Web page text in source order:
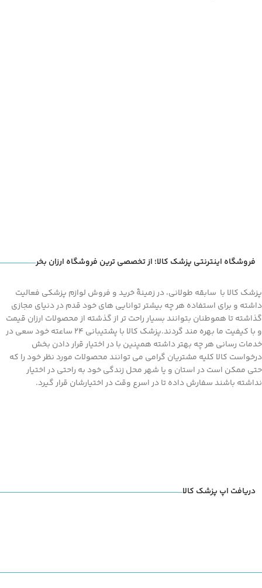
فروشگاه اینترنتی پزشک کالا؛ از تخصصی ترین فروشگاه ارزان بخر
پزشک کالا با سابقه طولانی، در زمینۀ خرید و فروش لوازم پزشکی فعالیت
داشته و برای استفاده هر چه بیشتر توانایی های خود قدم در دنیای مجازی
گذاشته تا هموطنان بتوانند بسیار راحت تر از گذشته از محصولات ارزان قیمت
و با کیفیت ما بهره مند گردند.پزشک کالا با پشتیبانی 24 ساعته خود سعی در
خدمات رسانی هر چه بهتر داشته همپنین با در اختیار قرار دادن بخش
درخواست کالا کلیه مشتریان گرامی می توانند محصولات مورد نظر خود را که
حتی ممکن است در استان و یا شهر محل زندگی خود به راحتی در اختیار
نداشته باشند سفارش داده تا در اسرع وقت در اختیارشان قرار گیرد.
دریافت اپ پزشک کالا